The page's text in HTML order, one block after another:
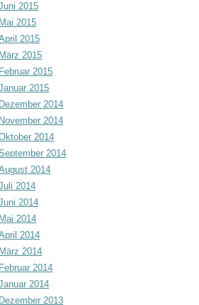
2015
Mai 2015
2015
März 2015
Februar 2015
2015
Dezember 2014
November 2014
2014
2014
2014
2014
2014
Mai 2014
2014
März 2014
Februar 2014
2014
Dezember 2013